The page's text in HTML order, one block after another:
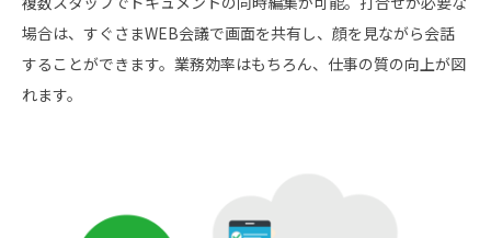
場合は、すぐさまWEB会議で画面を共有し、顔を見ながら会話
することができます。業務効率はもちろん、仕事の質の向上が図
れます。